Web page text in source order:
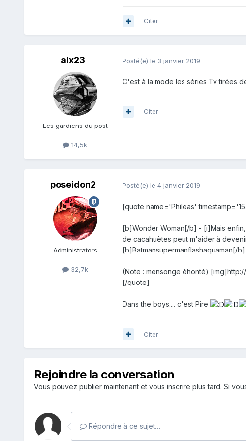
Citer
alx23
Les gardiens du post
14,5k
Posté(e) le 3 janvier 2019
C'est à la mode les séries Tv tirées
Citer
poseidon2
Administrators
32,7k
Posté(e) le 4 janvier 2019
[quote name='Phileas'
[b]Wonder Woman[/b] - [i]Mais enfin,
de cacahuètes peut m'aider à
[b]Batmansupermanflashaquaman[/
(Note : mensonge éhonté)
[/quote]
Dans the boys.... c'est Pire
Citer
Rejoindre la conversation
Vous pouvez publier maintenant et vous inscrire plus tard. Si
Répondre à ce sujet…